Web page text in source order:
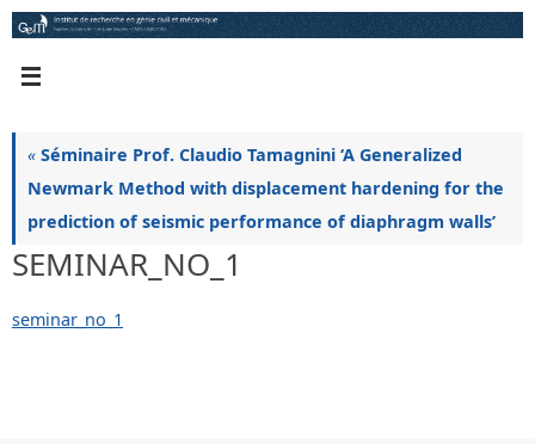
Passer
au
« Séminaire Prof. Claudio Tamagnini ‘A Generalized
Newmark Method with displacement hardening for the
prediction of seismic performance of diaphragm walls’
SEMINAR_NO_1
seminar_no_1